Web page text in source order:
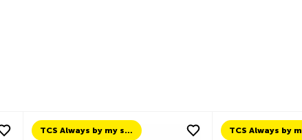
TCS Always by my side